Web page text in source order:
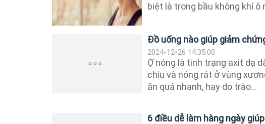
biệt là trong bầu không khí ô
Đồ uống nào giúp giảm
2024-12-26 14:35:00
Ợ nóng là tình trạng axit dạ
chịu và nóng rát ở vùng
ăn quá nhanh, hay do trào...
6 điều dễ làm hàng ngày